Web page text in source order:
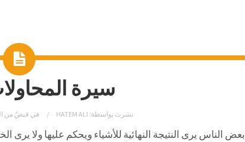
سيرة
نشرت بواسطة: HATEM ALI في قبضٌ من
بعض الناس يرى النتيجة النهائية للأشياء ويحكم عليها ولا يرى